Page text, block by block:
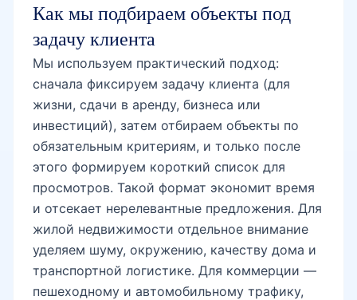
Как мы подбираем объекты под
задачу клиента
Мы используем практический подход:
сначала фиксируем задачу клиента (для
жизни, сдачи в аренду, бизнеса или
инвестиций), затем отбираем объекты по
обязательным критериям, и только после
этого формируем короткий список для
просмотров. Такой формат экономит время
и отсекает нерелевантные предложения. Для
жилой недвижимости отдельное внимание
уделяем шуму, окружению, качеству дома и
транспортной логистике. Для коммерции —
пешеходному и автомобильному трафику,